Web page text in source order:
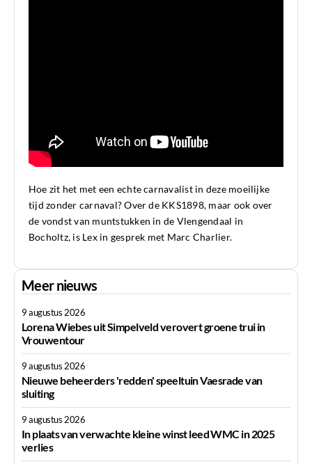
Hoe zit het met een echte carnavalist in deze moeilijke
tijd zonder carnaval? Over de KKS1898, maar ook over
de vondst van muntstukken in de Vlengendaal in
Bocholtz, is Lex in gesprek met Marc Charlier.
Meer nieuws
9 augustus 2026
Lorena Wiebes uit Simpelveld verovert groene trui in
Vrouwentour
9 augustus 2026
Nieuwe beheerders 'redden' speeltuin Vaesrade van
sluiting
9 augustus 2026
In plaats van verwachte kleine winst leed WMC in 2025
verlies